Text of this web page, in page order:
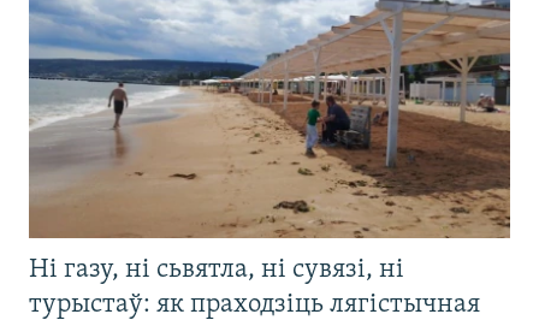
Ні газу, ні сьвятла, ні сувязі, ні
турыстаў: як праходзіць лягістычная